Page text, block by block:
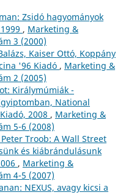
Zsidó hagyományok
, Marketing &
3 (2000)
Kaiser Ottó, Koppány
'96 Kiadó , Marketing &
2 (2005)
Királymúmiák -
National
2008 , Marketing &
5-6 (2008)
Troob: A Wall Street
és kiábrándulásunk
, Marketing &
4-5 (2007)
NEXUS, avagy kicsi a